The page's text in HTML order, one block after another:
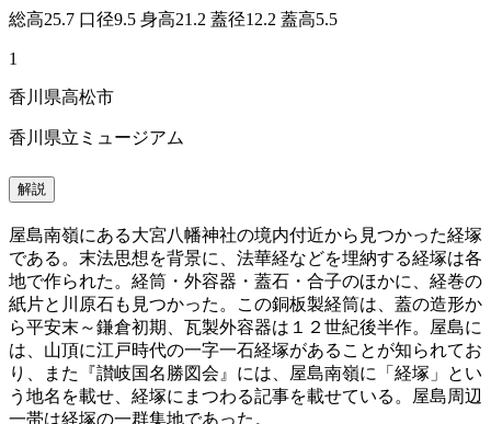
総高25.7 口径9.5 身高21.2 蓋径12.2 蓋高5.5
1
香川県高松市
香川県立ミュージアム
解説
屋島南嶺にある大宮八幡神社の境内付近から見つかった経塚
である。末法思想を背景に、法華経などを埋納する経塚は各
地で作られた。経筒・外容器・蓋石・合子のほかに、経巻の
紙片と川原石も見つかった。この銅板製経筒は、蓋の造形か
ら平安末～鎌倉初期、瓦製外容器は１２世紀後半作。屋島に
は、山頂に江戸時代の一字一石経塚があることが知られてお
り、また『讃岐国名勝図会』には、屋島南嶺に「経塚」とい
う地名を載せ、経塚にまつわる記事を載せている。屋島周辺
一帯は経塚の一群集地であった。